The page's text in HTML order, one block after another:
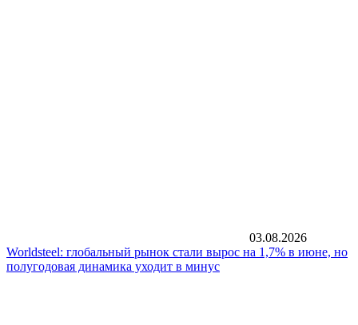
03.08.2026
Worldsteel: глобальный рынок стали вырос на 1,7% в июне, но
полугодовая динамика уходит в минус